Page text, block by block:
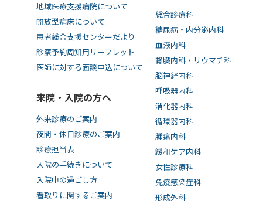
地域医療支援病院について
開放型病床について
患者総合支援センターだより
診察予約周知用リーフレット
医師に対する面談申込について
来院・入院の方へ
外来診療のご案内
夜間・休日診療のご案内
診療担当表
入院の手続きについて
入院中の過ごし方
看取りに関するご案内
総合診療科
糖尿病・内分泌内科
血液内科
腎臓内科・リウマチ科
脳神経内科
呼吸器内科
消化器内科
循環器内科
腫瘍内科
緩和ケア内科
女性診療科
免疫感染症科
形成外科